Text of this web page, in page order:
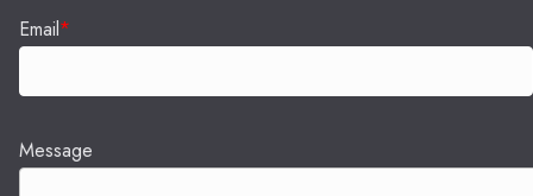
Email*
Message